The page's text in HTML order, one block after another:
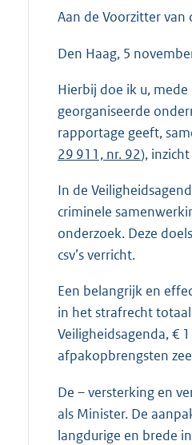
Aan de Voorzitter van
Den Haag, 5
Hierbij doe ik u,
georganiseerde
rapportage geeft,
29 911, nr. 92),
In de
criminele
onderzoek. Deze
csv’s verricht.
Een belangrijk en
in het strafrecht
Veiligheidsagenda, €
afpakopbrengsten
De – versterking en
als Minister. De
langdurige en brede